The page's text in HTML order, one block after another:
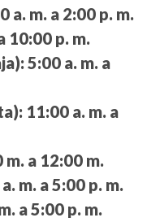
a. m. a 2:00 p. m.
10:00 p. m.
5:00 a. m. a
11:00 a. m. a
m. a 12:00 m.
m. a 5:00 p. m.
a 5:00 p. m.